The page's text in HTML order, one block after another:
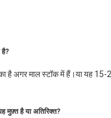
है अगर माल स्टॉक में हैं।या यह 15-
मुफ़्त है या अतिरिक्त?